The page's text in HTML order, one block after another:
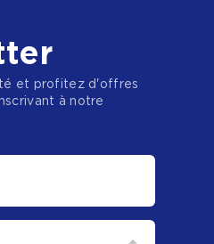
et profitez d'offres
à notre